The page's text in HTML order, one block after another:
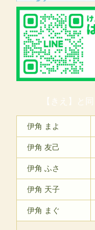
【きえ】と
伊角 まよ
伊角 友己
伊角 ふさ
伊角 天子
伊角 まぐ